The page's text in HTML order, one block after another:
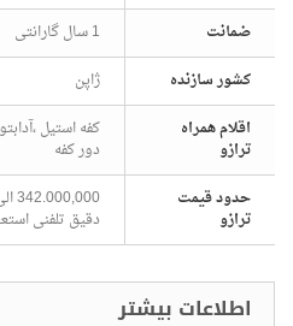
ضمانت
1 سال گارانتی
کشور سازنده
ژاپن
اقلام همراه
ترازو
کفه استیل
دور کفه
حدود قیمت
ترازو
دقیق تلفنی